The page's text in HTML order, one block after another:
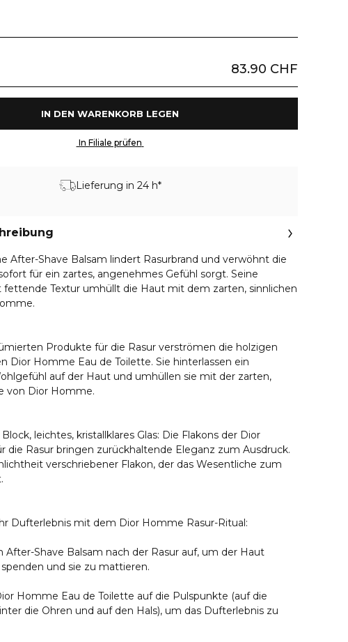
83.90 CHF
Lieferung in 24 h*
After-Shave Balsam lindert Rasurbrand und verwöhnt die
für ein zartes, angenehmes Gefühl sorgt. Seine
fettende Textur umhüllt die Haut mit dem zarten, sinnlichen
Produkte für die Rasur verströmen die holzigen
Dior Homme Eau de Toilette. Sie hinterlassen ein
auf der Haut und umhüllen sie mit der zarten,
von Dior Homme.
leichtes, kristallklares Glas: Die Flakons der Dior
die Rasur bringen zurückhaltende Eleganz zum Ausdruck.
verschriebener Flakon, der das Wesentliche zum
Dufterlebnis mit dem Dior Homme Rasur-Ritual:
After-Shave Balsam nach der Rasur auf, um der Haut
und sie zu mattieren.
Homme Eau de Toilette auf die Pulspunkte (auf die
die Ohren und auf den Hals), um das Dufterlebnis zu